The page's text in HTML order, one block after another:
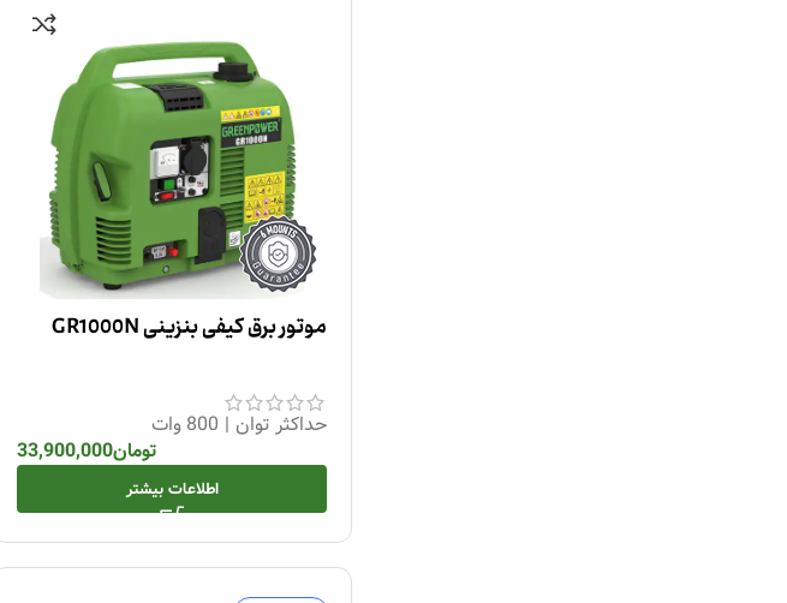
موتور برق کیفی بنزینی GR1000N
حداکثر توان | 800 وات
تومان33,900,000
اطلاعات بیشتر